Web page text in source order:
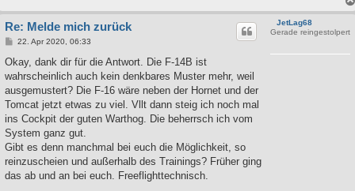
JetLag68
Gerade reingestolpert
Re: Melde mich zurück
B
i
r
a
22. Apr 2020, 06:33
Okay, dank dir für die Antwort. Die F-14B ist
wahrscheinlich auch kein denkbares Muster mehr, weil
ausgemustert? Die F-16 wäre neben der Hornet und der
Tomcat jetzt etwas zu viel. Vllt dann steig ich noch mal
ins Cockpit der guten Warthog. Die beherrsch ich vom
System ganz gut.
Gibt es denn manchmal bei euch die Möglichkeit, so
reinzuscheien und außerhalb des Trainings? Früher ging
das ab und an bei euch. Freeflighttechnisch.